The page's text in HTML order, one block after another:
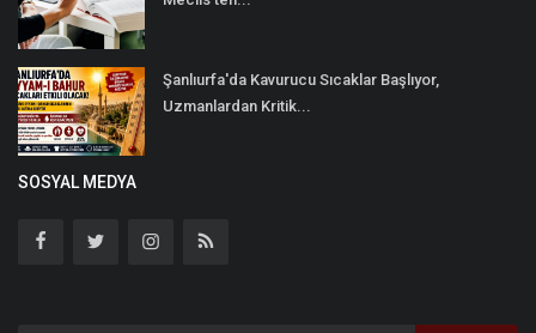
Şanlıurfa'da Kavurucu Sıcaklar Başlıyor,
Uzmanlardan Kritik...
SOSYAL MEDYA